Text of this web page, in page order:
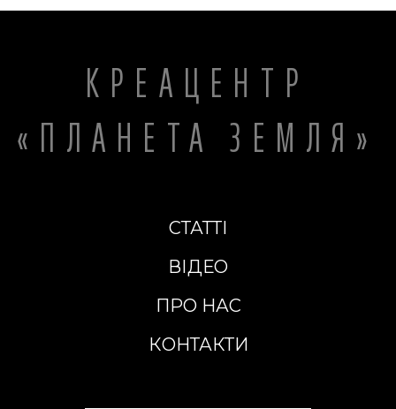
КРЕАЦЕНТР
«ПЛАНЕТА ЗЕМЛЯ»
СТАТТІ
ВІДЕО
ПРО НАС
КОНТАКТИ